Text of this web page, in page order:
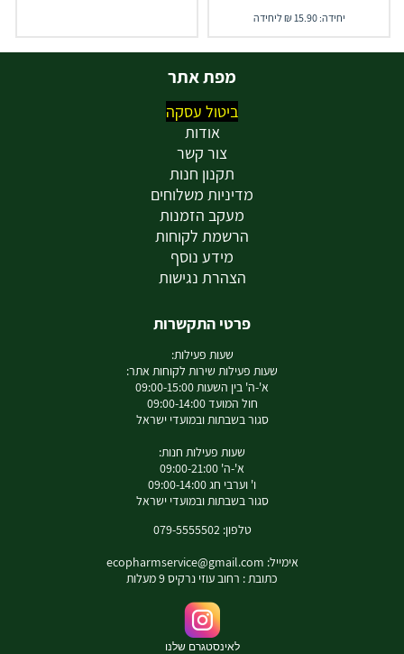
יחידה: 15.90 ₪ ליחידה
מפת אתר
ביטול עסקה
אודות
צור קשר
תקנון חנות
מדיניות משלוחים
מעקב הזמנות
הרשמת לקוחות
מידע נוסף
הצהרת נגישות
פרטי התקשרות
שעות פעילות:
שעות פעילות שירות לקוחות אתר:
א'-ה' בין השעות 09:00-15:00
חול המועד 09:00-14:00
סגור בשבתות ובמועדי ישראל
שעות פעילות חנות:
א'-ה' 09:00-21:00
ו' וערבי חג 09:00-14:00
סגור בשבתות ובמועדי ישראל
טלפון: 079-5555502
אימייל: ecopharmservice@gmail.com
כתובת : רחוב עוזי נרקיס 9 מעלות
לאינסטגרם שלנו